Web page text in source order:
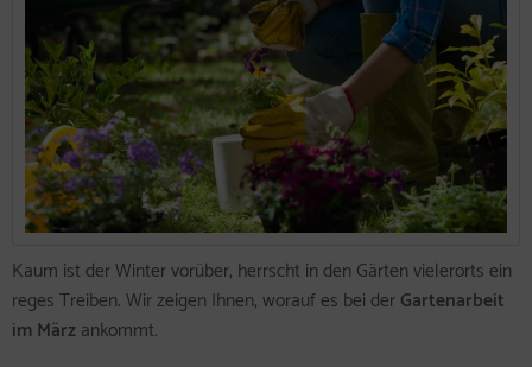
Kaum ist der Winter vorüber, herrscht in den Gärten vielerorts ein
reges Treiben. Wir zeigen Ihnen, worauf es bei derGartenarbeit
im Märzankommt.